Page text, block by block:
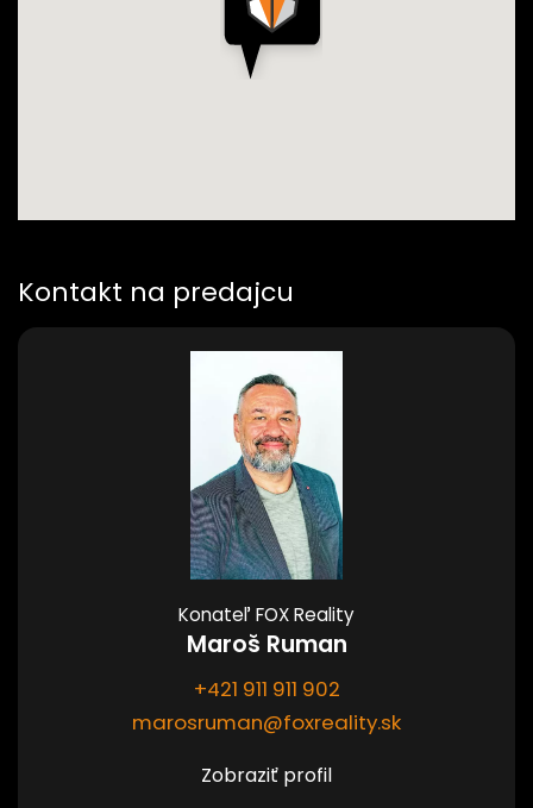
Kontakt na predajcu
Konateľ FOX Reality
Maroš Ruman
+421 911 911 902
marosruman@foxreality.sk
Zobraziť profil